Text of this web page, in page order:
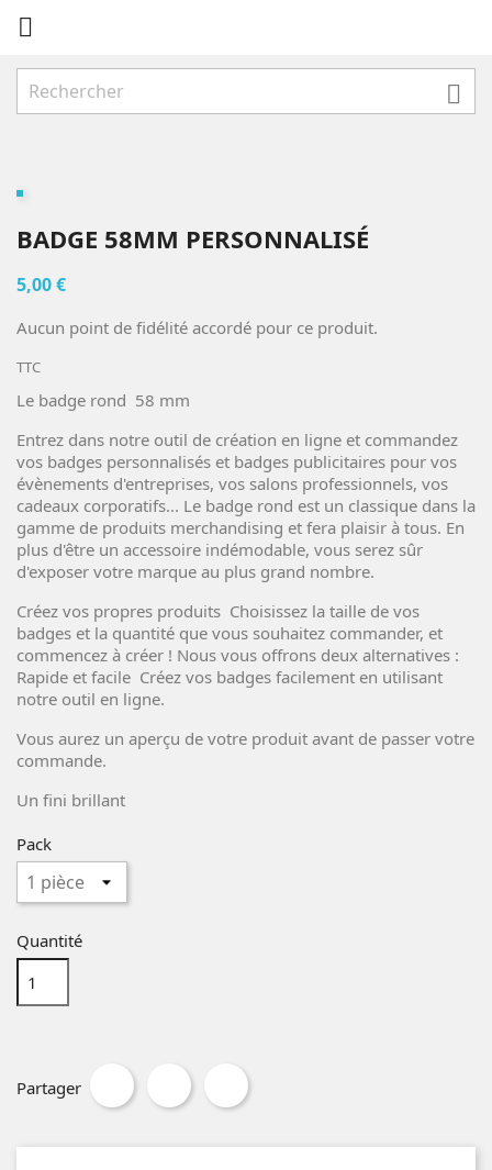


BADGE 58MM PERSONNALISÉ
5,00 €
Aucun point de fidélité accordé pour ce produit.
TTC
Le badge rond 58 mm
Entrez dans notre outil de création en ligne et commandez
vos badges personnalisés et badges publicitaires pour vos
évènements d'entreprises, vos salons professionnels, vos
cadeaux corporatifs... Le badge rond est un classique dans la
gamme de produits merchandising et fera plaisir à tous. En
plus d'être un accessoire indémodable, vous serez sûr
d'exposer votre marque au plus grand nombre.
Créez vos propres produits Choisissez la taille de vos
badges et la quantité que vous souhaitez commander, et
commencez à créer ! Nous vous offrons deux alternatives :
Rapide et facile Créez vos badges facilement en utilisant
notre outil en ligne.
Vous aurez un aperçu de votre produit avant de passer votre
commande.
Un fini brillant
Pack
Quantité
Partager